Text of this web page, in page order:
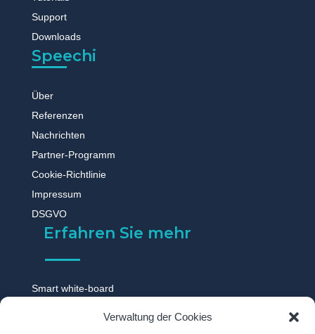
Verwaltung der Cookies
Support
Downloads
Speechi
Über
Referenzen
Nachrichten
Partner-Programm
Cookie-Richtlinie
Impressum
DSGVO
Erfahren Sie mehr
Smart white-board